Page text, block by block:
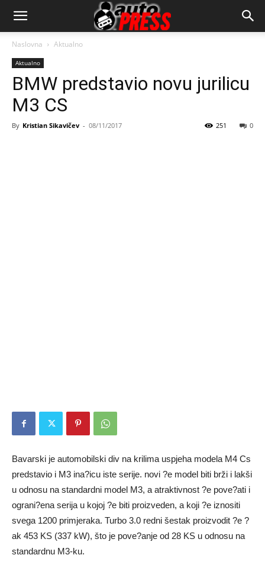
AutopressHR
Naslovna Aktualno
Aktualno
BMW predstavio novu jurilicu
M3 CS
By Kristian Sikavičev - 08/11/2017 0
251
Bavarski je automobilski div na krilima uspjeha modela M4 Cs
predstavio i M3 ina?icu iste serije. novi ?e model biti brži i lakši
u odnosu na standardni model M3, a atraktivnost ?e pove?ati i
ograni?ena serija u kojoj ?e biti proizveden, a koji ?e iznositi
svega 1200 primjeraka. Turbo 3.0 redni šestak proizvodit ?e ?
ak 453 KS (337 kW), što je pove?anje od 28 KS u odnosu na
standardnu M3-ku.